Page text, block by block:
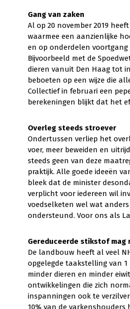
Gang van zaken
Al op 20 november 2019
waarmee een aanzienlijke
en op onderdelen voortgang
Bijvoorbeeld met de
dieren vanuit Den Haag tot
beboeten op een wijze die
Collectief in februari een
berekeningen blijkt dat het
Overleg steeds stroever
Ondertussen verliep het
voer, meer beweiden en
steeds geen van deze
praktijk. Alle goede ideeën
bleek dat de minister
verplicht voor iedereen wil
voedselketen wel wat
ondersteund. Voor ons als
Gereduceerde stikstof
De landbouw heeft al veel
opgelegde taakstelling van
minder dieren en minder
ontwikkelingen die zich
inspanningen ook te
10% van de